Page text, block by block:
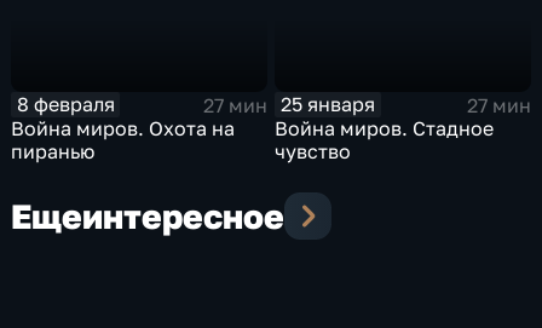
8 февраля
27 мин
Война миров. Охота на
пиранью
25 января
27 мин
Война миров. Стадное
чувство
Ещеинтересное